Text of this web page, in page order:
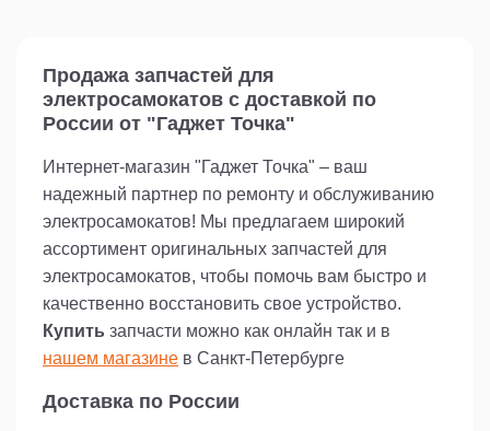
Продажа запчастей для
электросамокатов с доставкой по
России от "Гаджет Точка"
Интернет-магазин "Гаджет Точка" – ваш
надежный партнер по ремонту и обслуживанию
электросамокатов! Мы предлагаем широкий
ассортимент оригинальных запчастей для
электросамокатов, чтобы помочь вам быстро и
качественно восстановить свое устройство.
Купить запчасти можно как онлайн так и в
нашем магазине в Санкт-Петербурге
Доставка по России